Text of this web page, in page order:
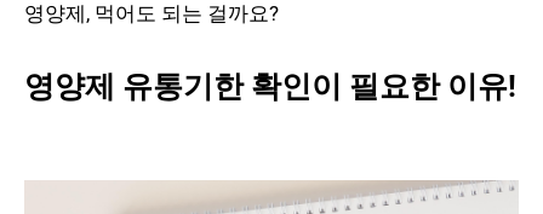
영양제, 먹어도 되는 걸까요?
영양제 유통기한 확인이 필요한 이유!